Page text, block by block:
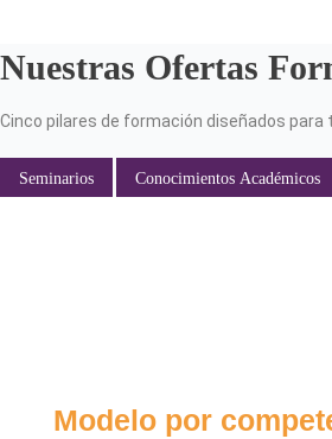
Nuestras Ofertas
Cinco pilares de formación diseñados
Seminarios Conocimientos Académicos
Modelo por